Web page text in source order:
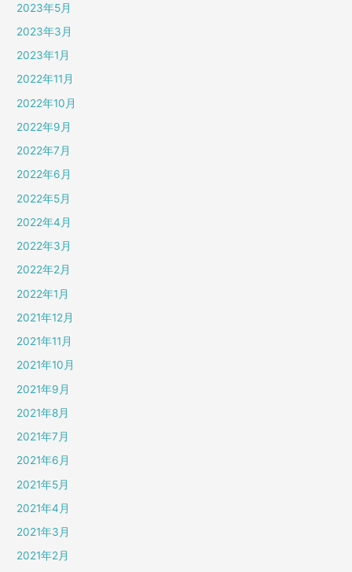
2023年5月
2023年3月
2023年1月
2022年11月
2022年10月
2022年9月
2022年7月
2022年6月
2022年5月
2022年4月
2022年3月
2022年2月
2022年1月
2021年12月
2021年11月
2021年10月
2021年9月
2021年8月
2021年7月
2021年6月
2021年5月
2021年4月
2021年3月
2021年2月